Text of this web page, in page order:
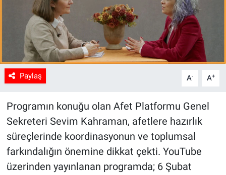
Paylaş A- A+
Programın konuğu olan Afet Platformu Genel
Sekreteri Sevim Kahraman, afetlere hazırlık
süreçlerinde koordinasyonun ve toplumsal
farkındalığın önemine dikkat çekti. YouTube
üzerinden yayınlanan programda; 6 Şubat